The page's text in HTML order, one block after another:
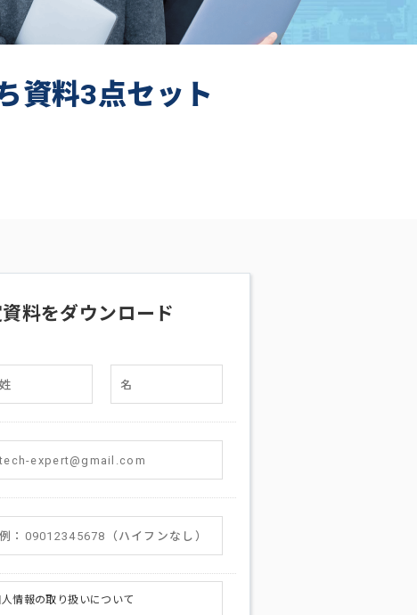
資料3点セット
料をダウンロード
情報の取り扱いについて